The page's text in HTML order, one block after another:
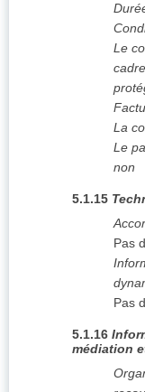
Le
La
Le
non
5.1.15
Pas
Pas
5.1.16
médiation